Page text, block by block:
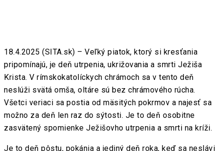
18.4.2025 (SITA.sk) – Veľký piatok, ktorý si kresťania
pripomínajú, je deň utrpenia, ukrižovania a smrti Ježiša
Krista. V rímskokatolíckych chrámoch sa v tento deň
neslúži svätá omša, oltáre sú bez chrámového rúcha.
Všetci veriaci sa postia od mäsitých pokrmov a najesť sa
možno za deň len raz do sýtosti. Je to deň osobitne
zasvätený spomienke Ježišovho utrpenia a smrti na kríži.
Je to deň pôstu, pokánia a jediný deň roka, keď sa neslávi